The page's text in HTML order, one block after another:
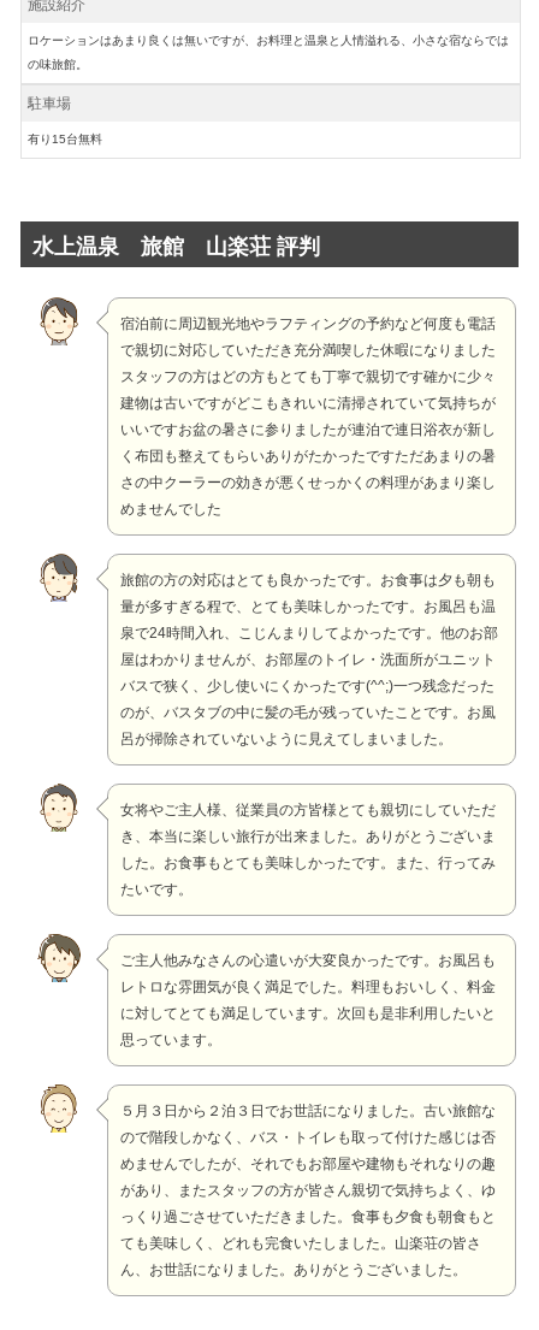
施設紹介
ロケーションはあまり良くは無いですが、お料理と温泉と人情溢れる、小さな宿ならでは
の味旅館。
駐車場
有り15台無料
水上温泉 旅館 山楽荘 評判
宿泊前に周辺観光地やラフティングの予約など何度も電話
で親切に対応していただき充分満喫した休暇になりました
スタッフの方はどの方もとても丁寧で親切です確かに少々
建物は古いですがどこもきれいに清掃されていて気持ちが
いいですお盆の暑さに参りましたが連泊で連日浴衣が新し
く布団も整えてもらいありがたかったですただあまりの暑
さの中クーラーの効きが悪くせっかくの料理があまり楽し
めませんでした
旅館の方の対応はとても良かったです。お食事は夕も朝も
量が多すぎる程で、とても美味しかったです。お風呂も温
泉で24時間入れ、こじんまりしてよかったです。他のお部
屋はわかりませんが、お部屋のトイレ・洗面所がユニット
バスで狭く、少し使いにくかったです(^^;)一つ残念だった
のが、バスタブの中に髪の毛が残っていたことです。お風
呂が掃除されていないように見えてしまいました。
女将やご主人様、従業員の方皆様とても親切にしていただ
き、本当に楽しい旅行が出来ました。ありがとうございま
した。お食事もとても美味しかったです。また、行ってみ
たいです。
ご主人他みなさんの心遣いが大変良かったです。お風呂も
レトロな雰囲気が良く満足でした。料理もおいしく、料金
に対してとても満足しています。次回も是非利用したいと
思っています。
５月３日から２泊３日でお世話になりました。古い旅館な
ので階段しかなく、バス・トイレも取って付けた感じは否
めませんでしたが、それでもお部屋や建物もそれなりの趣
があり、またスタッフの方が皆さん親切で気持ちよく、ゆ
っくり過ごさせていただきました。食事も夕食も朝食もと
ても美味しく、どれも完食いたしました。山楽荘の皆さ
ん、お世話になりました。ありがとうございました。